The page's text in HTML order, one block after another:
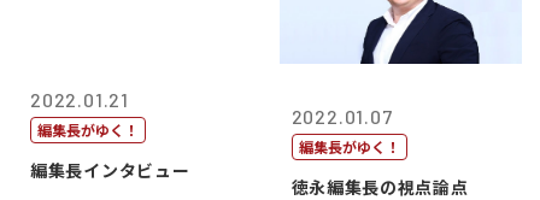
2022.01.21
編集長がゆく！
編集長インタビュー
2022.01.07
編集長がゆく！
徳永編集長の視点論点